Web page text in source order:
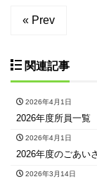
« Prev
関連記事
2026年4月1日
2026年度所員一覧
2026年4月1日
2026年度のごあい
2026年3月14日